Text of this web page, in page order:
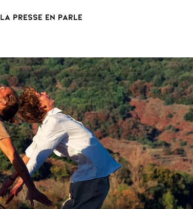
La presse en parle